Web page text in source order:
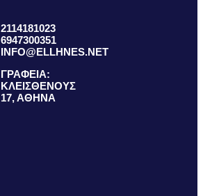
2114181023
6947300351
INFO@ELLHNES.NET
ΓΡΑΦΕΙΑ:
ΚΛΕΙΣΘΕΝΟΥΣ
17, ΑΘΗΝΑ